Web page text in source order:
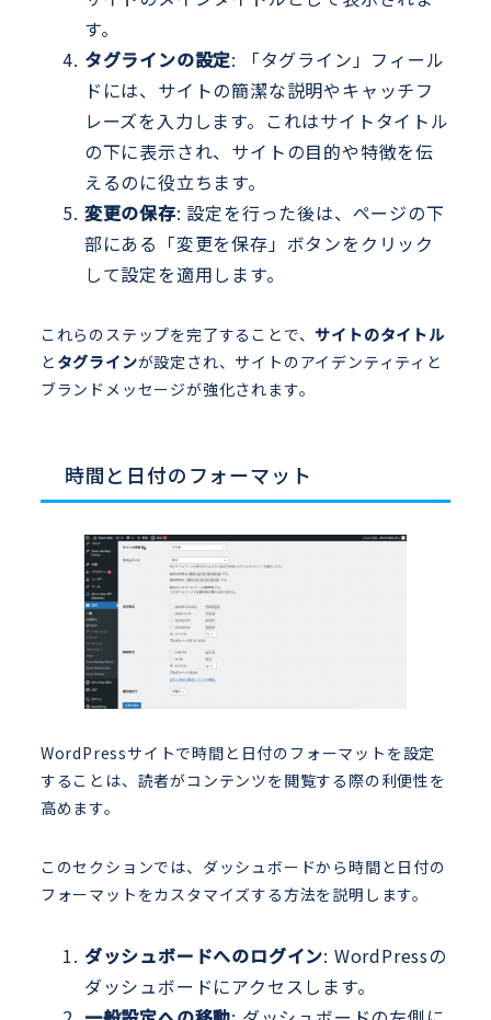
す。
タグラインの設定: 「タグライン」フィール
ドには、サイトの簡潔な説明やキャッチフ
レーズを入力します。これはサイトタイトル
の下に表示され、サイトの目的や特徴を伝
えるのに役立ちます。
変更の保存: 設定を行った後は、ページの下
部にある「変更を保存」ボタンをクリック
して設定を適用します。
これらのステップを完了することで、サイトのタイトル
と タグラインが設定され、サイトのアイデンティティと
ブランドメッセージが強化されます。
時間と日付のフォーマット
WordPressサイトで時間と日付のフォーマットを設定
することは、読者がコンテンツを閲覧する際の利便性を
高めます。
このセクションでは、ダッシュボードから時間と日付の
フォーマットをカスタマイズする方法を説明します。
ダッシュボードへのログイン: WordPressの
ダッシュボードにアクセスします。